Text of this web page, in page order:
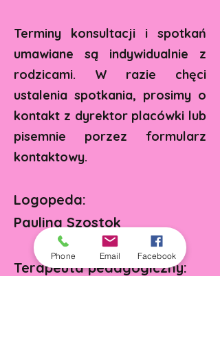
Terminy konsultacji i spotkań
umawiane są indywidualnie z
rodzicami. W razie chęci
ustalenia spotkania, prosimy o
kontakt z dyrektor placówki lub
pisemnie porzez formularz
kontaktowy.
Logopeda:
Paulina Szostok
Terapeuta pedagogiczny:
Phone Email Facebook